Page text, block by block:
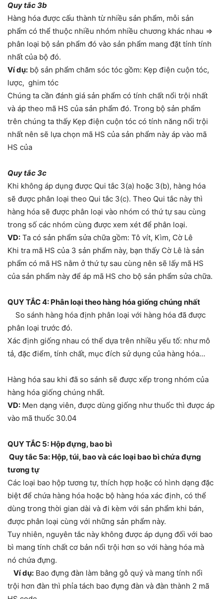
Quy tắc 3b
Hàng hóa được cấu thành từ nhiều sản phẩm, mỗi sản
phẩm có thể thuộc nhiều nhóm nhiều chương khác nhau =>
phân loại bộ sản phẩm đó vào sản phẩm mang đặt tính tính
nhất của bộ đó.
Ví dụ: bộ sản phẩm chăm sóc tóc gồm: Kẹp điện cuộn tóc,
lược, ghim tóc
Chúng ta cần đánh giá sản phẩm có tính chất nổi trội nhất
và áp theo mã HS của sản phẩm đó. Trong bộ sản phẩm
trên chúng ta thấy Kẹp điện cuộn tóc có tính năng nổi trội
nhất nên sẽ lựa chọn mã HS của sản phẩm này áp vào mã
HS của
Quy tắc 3c
Khi không áp dụng được Qui tắc 3(a) hoặc 3(b), hàng hóa
sẽ được phân loại theo Qui tắc 3(c). Theo Qui tắc này thì
hàng hóa sẽ được phân loại vào nhóm có thứ tự sau cùng
trong số các nhóm cùng được xem xét để phân loại.
VD: Ta có sản phẩm sửa chữa gồm: Tô vít, Kìm, Cờ Lê
Khi tra mã HS của 3 sản phẩm này, bạn thấy Cờ Lê là sản
phẩm có mã HS nằm ở thứ tự sau cùng nên sẽ lấy mã HS
của sản phẩm này để áp mã HS cho bộ sản phẩm sửa chữa.
QUY TẮC 4: Phân loại theo hàng hóa giống chúng nhất
So sánh hàng hóa định phân loại với hàng hóa đã được
phân loại trước đó.
Xác định giống nhau có thể dựa trên nhiều yếu tố: như mô
tả, đặc điểm, tính chất, mục đích sử dụng của hàng hóa…
Hàng hóa sau khi đã so sánh sẽ được xếp trong nhóm của
hàng hóa giống chúng nhất.
VD: Men dạng viên, được dùng giống như thuốc thì được áp
vào mã thuốc 30.04
QUY TẮC 5: Hộp đựng, bao bì
Quy tắc 5a: Hộp, túi, bao và các loại bao bì chứa đựng
tương tự
Các loại bao hộp tương tự, thích hợp hoặc có hình dạng đặc
biệt để chứa hàng hóa hoặc bộ hàng hóa xác định, có thể
dùng trong thời gian dài và đi kèm với sản phẩm khi bán,
được phân loại cùng với những sản phẩm này.
Tuy nhiên, nguyên tắc này không được áp dụng đối với bao
bì mang tính chất cơ bản nổi trội hơn so với hàng hóa mà
nó chứa đựng.
Ví dụ: Bao đựng đàn làm bằng gỗ quý và mang tính nổi
trội hơn đàn thì phỉa tách bao đựng đàn và đàn thành 2 mã